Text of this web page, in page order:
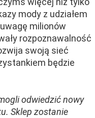
mody z udziałem
uwagę milionów
rozpoznawalność
swoją sieć
będzie
odwiedzić nowy
Sklep zostanie